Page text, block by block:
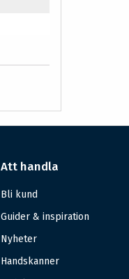
Att handla
Bli kund
Guider & inspiration
Nyheter
Handskanner